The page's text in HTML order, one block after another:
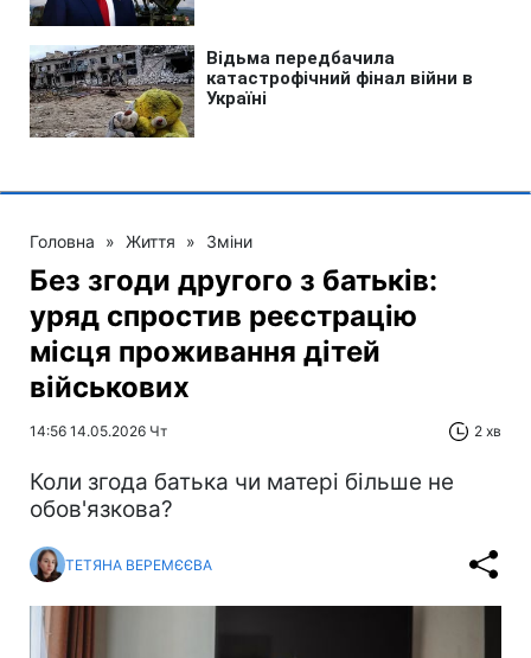
Головна » Життя » Зміни
Без згоди другого з батьків:
уряд спростив реєстрацію
місця проживання дітей
військових
14:56 14.05.2026 Чт 2 хв
Коли згода батька чи матері більше не
обов'язкова?
ТЕТЯНА ВЕРЕМЄЄВА